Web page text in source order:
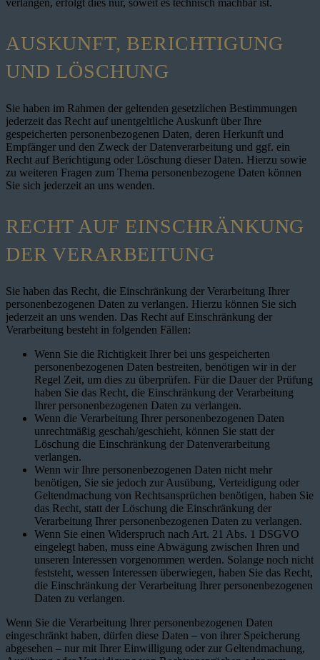
verlangen, erfolgt dies nur, soweit es technisch machbar ist.
AUSKUNFT, BERICHTIGUNG
UND LÖSCHUNG
Sie haben im Rahmen der geltenden gesetzlichen Bestimmungen
jederzeit das Recht auf unentgeltliche Auskunft über Ihre
gespeicherten personenbezogenen Daten, deren Herkunft und
Empfänger und den Zweck der Datenverarbeitung und ggf. ein
Recht auf Berichtigung oder Löschung dieser Daten. Hierzu sowie
zu weiteren Fragen zum Thema personenbezogene Daten können
Sie sich jederzeit an uns wenden.
RECHT AUF EINSCHRÄNKUNG
DER VERARBEITUNG
Sie haben das Recht, die Einschränkung der Verarbeitung Ihrer
personenbezogenen Daten zu verlangen. Hierzu können Sie sich
jederzeit an uns wenden. Das Recht auf Einschränkung der
Verarbeitung besteht in folgenden Fällen:
Wenn Sie die Richtigkeit Ihrer bei uns gespeicherten
personenbezogenen Daten bestreiten, benötigen wir in der
Regel Zeit, um dies zu überprüfen. Für die Dauer der Prüfung
haben Sie das Recht, die Einschränkung der Verarbeitung
Ihrer personenbezogenen Daten zu verlangen.
Wenn die Verarbeitung Ihrer personenbezogenen Daten
unrechtmäßig geschah/geschieht, können Sie statt der
Löschung die Einschränkung der Datenverarbeitung
verlangen.
Wenn wir Ihre personenbezogenen Daten nicht mehr
benötigen, Sie sie jedoch zur Ausübung, Verteidigung oder
Geltendmachung von Rechtsansprüchen benötigen, haben Sie
das Recht, statt der Löschung die Einschränkung der
Verarbeitung Ihrer personenbezogenen Daten zu verlangen.
Wenn Sie einen Widerspruch nach Art. 21 Abs. 1 DSGVO
eingelegt haben, muss eine Abwägung zwischen Ihren und
unseren Interessen vorgenommen werden. Solange noch nicht
feststeht, wessen Interessen überwiegen, haben Sie das Recht,
die Einschränkung der Verarbeitung Ihrer personenbezogenen
Daten zu verlangen.
Wenn Sie die Verarbeitung Ihrer personenbezogenen Daten
eingeschränkt haben, dürfen diese Daten – von ihrer Speicherung
abgesehen – nur mit Ihrer Einwilligung oder zur Geltendmachung,